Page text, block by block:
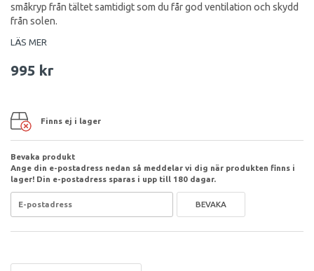
småkryp från tältet samtidigt som du får god ventilation och skydd
från solen.
LÄS MER
995 kr
Finns ej i lager
Bevaka produkt
Ange din e-postadress nedan så meddelar vi dig när produkten finns i
lager! Din e-postadress sparas i upp till 180 dagar.
BEVAKA